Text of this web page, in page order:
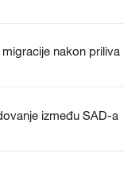
nakon priliva
između SAD-a